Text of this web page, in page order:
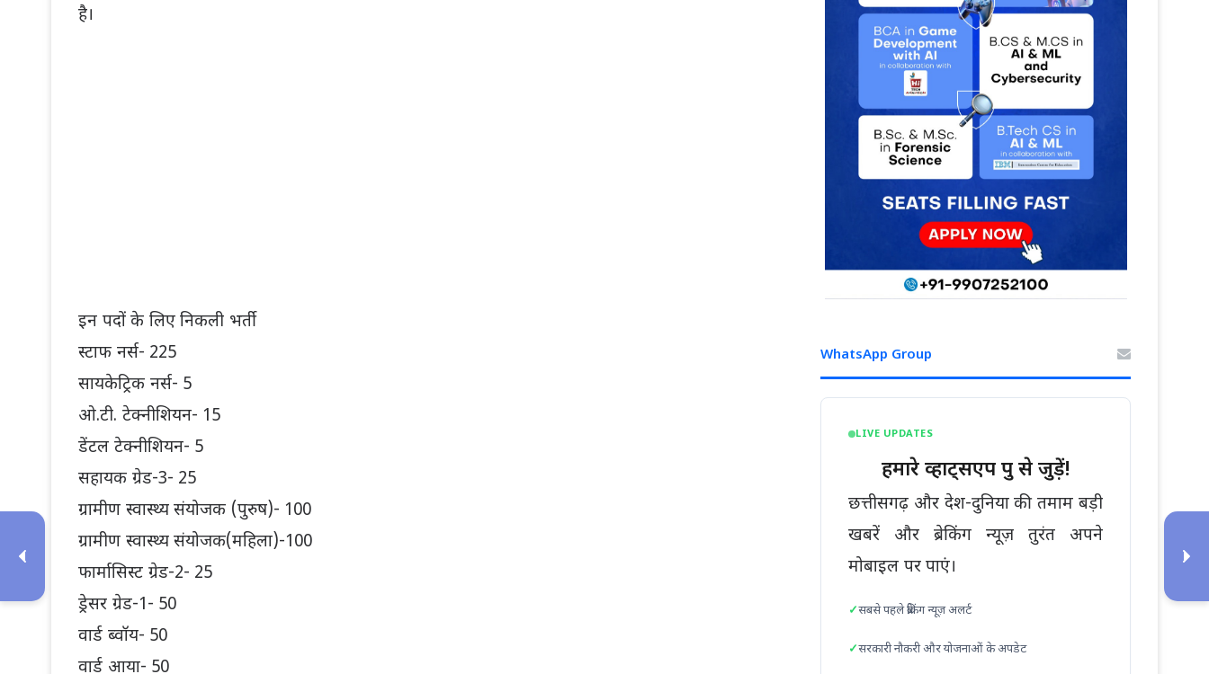
है।
इन पदों के लिए निकली भर्ती
स्टाफ नर्स- 225
सायकेट्रिक नर्स- 5
ओ.टी. टेक्नीशियन- 15
डेंटल टेक्नीशियन- 5
सहायक ग्रेड-3- 25
ग्रामीण स्वास्थ्य संयोजक (पुरुष)- 100
ग्रामीण स्वास्थ्य संयोजक(महिला)-100
फार्मासिस्ट ग्रेड-2- 25
ड्रेसर ग्रेड-1- 50
वार्ड ब्वॉय- 50
वार्ड आया- 50
WhatsApp Group
LIVE UPDATES
हमारे व्हाट्सएप ग्रुप से जुड़ें!
छत्तीसगढ़ और देश-दुनिया की तमाम बड़ी
खबरें और ब्रेकिंग न्यूज़ तुरंत अपने
मोबाइल पर पाएं।
सबसे पहले ब्रेकिंग न्यूज़ अलर्ट
सरकारी नौकरी और योजनाओं के अपडेट